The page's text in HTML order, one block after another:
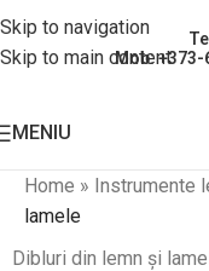
Skip to navigation
Skip to main content
Mob: +373-
MENIU
Home » Instrumente
lamele
Dibluri din lemn și